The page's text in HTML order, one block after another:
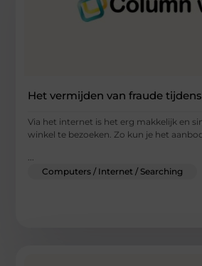
Het vermijden van fraude
Via het internet is het erg makkelijk en
winkel te bezoeken. Zo kun je het
Computers / Internet / Searching